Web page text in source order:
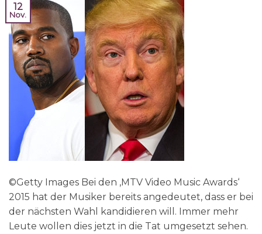
12
Nov.
©Getty Images Bei den ‚MTV Video Music Awards‘
2015 hat der Musiker bereits angedeutet, dass er bei
der nächsten Wahl kandidieren will. Immer mehr
Leute wollen dies jetzt in die Tat umgesetzt sehen.